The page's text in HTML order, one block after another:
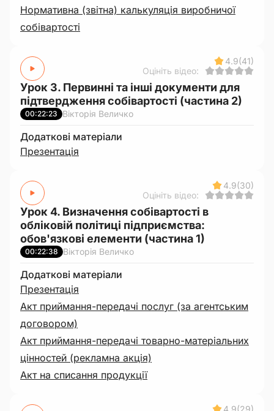
Нормативна (звітна) калькуляція виробничої
собівартості
4.9(41)
Оцініть відео:
Урок 3. Первинні та інші документи для
підтвердження собівартості (частина 2)
00:22:23 Вікторія Величко
Додаткові матеріали
Презентація
4.9(30)
Оцініть відео:
Урок 4. Визначення собівартості в
обліковій політиці підприємства:
обов'язкові елементи (частина 1)
00:22:38 Вікторія Величко
Додаткові матеріали
Презентація
Акт приймання-передачі послуг (за агентським
договором)
Акт приймання-передачі товарно-матеріальних
цінностей (рекламна акція)
Акт на списання продукції
4.9(29)